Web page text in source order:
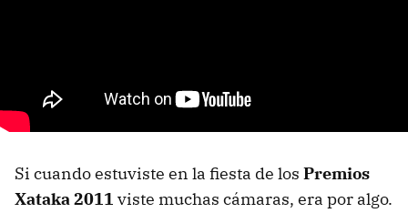
Si cuando estuviste en la fiesta de los Premios
Xataka 2011 viste muchas cámaras, era por algo.